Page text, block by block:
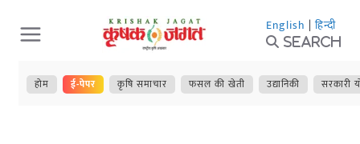
Skip
to
content
English | हिन्दी
Search
होम ई-पेपर कृषि समाचार फसल की खेती उद्यानिकी सरकारी